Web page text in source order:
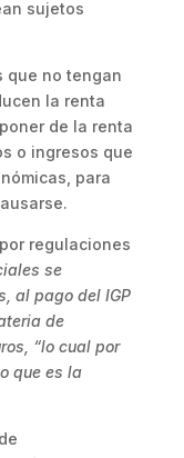
sujetos
que no tengan
la renta
de la renta
o ingresos que
para
regulaciones
se
al pago del IGP
de
“lo cual por
que es la